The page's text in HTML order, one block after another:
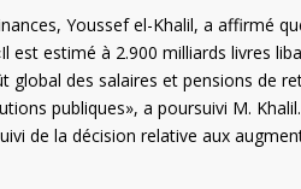
Youssef el-Khalil, a affirmé
est estimé à 2.900 milliards livres
global des salaires et pensions de
publiques», a poursuivi M.
de la décision relative aux